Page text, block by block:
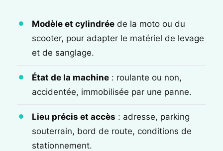
Modèle et cylindrée de la moto ou du
scooter, pour adapter le matériel de levage
et de sanglage.
État de la machine : roulante ou non,
accidentée, immobilisée par une panne.
Lieu précis et accès : adresse, parking
souterrain, bord de route, conditions de
stationnement.